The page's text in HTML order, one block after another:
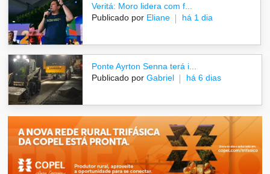
Veritá: Moro lidera com f...
Publicado por Eliane há 1 dia
Ponte Ayrton Senna terá i...
Publicado por Gabriel há 6 dias